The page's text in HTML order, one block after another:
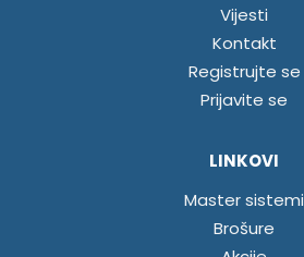
Vijesti
Kontakt
Registrujte se
Prijavite se
LINKOVI
Master sistemi
Brošure